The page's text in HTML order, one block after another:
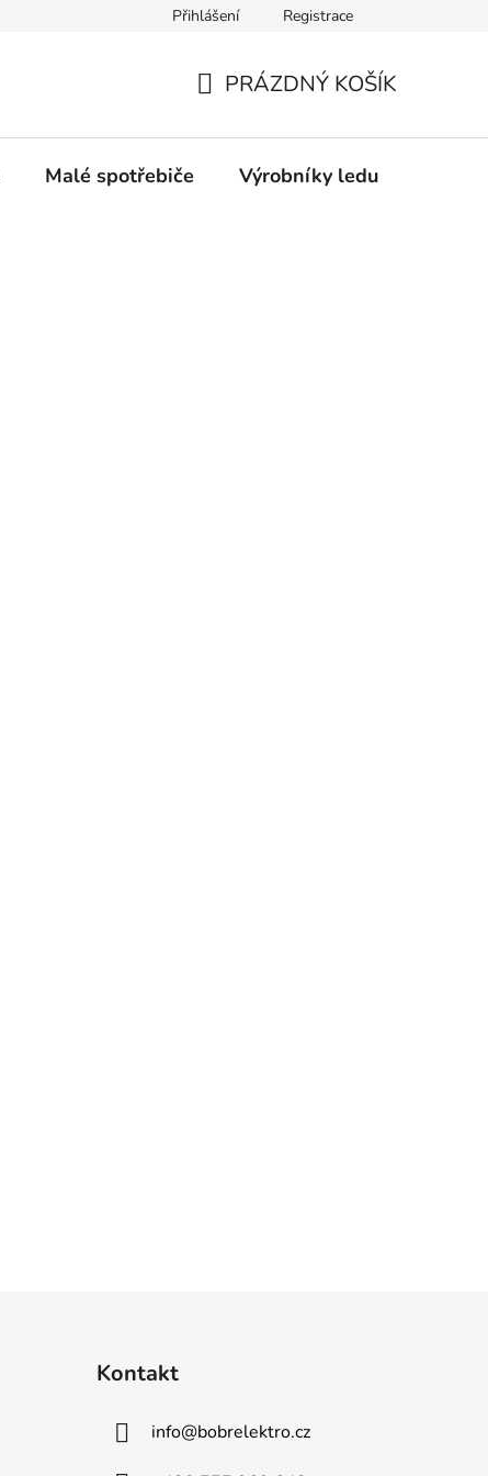
Oprava a výkup výrobníků ledu Značka Bauknecht
Přihlášení Registrace
KOŠÍK
PRÁZDNÝ KOŠÍK
Malé spotřebiče Výrobníky ledu
Kontakt
info@bobrelektro.cz